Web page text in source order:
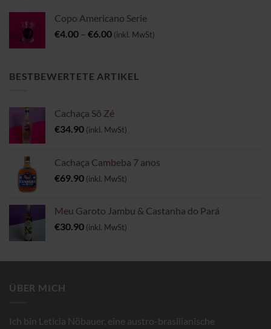
Copo Americano Serie
€4.00 – €6.00Preisspanne:
€6.00
(inkl. MwSt)
BESTBEWERTETE ARTIKEL
Cachaça Sô Zé
€34.90 (inkl. MwSt)
Cachaça Cambeba 7 anos
€69.90 (inkl. MwSt)
Meu Garoto Jambu & Castanha do Pará
€30.90 (inkl. MwSt)
ÜBER MICH
Ich bin Leticia Nöbauer, eine austro-brasilianische